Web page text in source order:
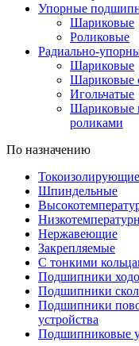
Упорные
Шариковые
Роликовые
Радиально-
Шариковые
Шариковые
Игольчатые
Шариковые
роликами
По назначению
Токоизолирующие
Шпиндельные
Нержавеющие
Закрепляемые
С тонкими
Подшипники
Подшипники
Подшипники
устройства
Подшипниковые